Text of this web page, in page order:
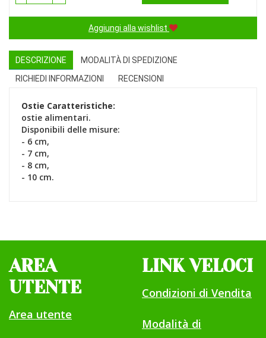
Aggiungi alla wishlist
DESCRIZIONE
MODALITÀ DI SPEDIZIONE
RICHIEDI INFORMAZIONI
RECENSIONI
Ostie Caratteristiche:
ostie alimentari.
Disponibili delle misure:
- 6 cm,
- 7 cm,
- 8 cm,
- 10 cm.
AREA
UTENTE
Area utente
LINK VELOCI
Condizioni di Vendita
Modalità di